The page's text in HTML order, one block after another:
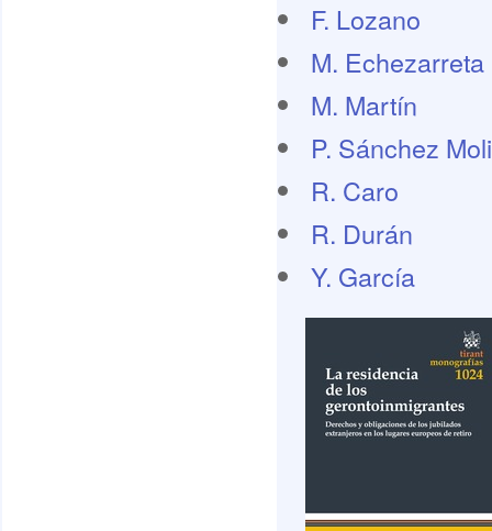
F. Lozano
M. Echezarreta
M. Martín
P. Sánchez
R. Caro
R. Durán
Y. García